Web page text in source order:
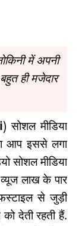
में अपनी
ही मजेदार
) सोशल मीडिया
आप इससे लगा
सोशल मीडिया
लाख के पार
से जुड़ी
देती रहती हैं.